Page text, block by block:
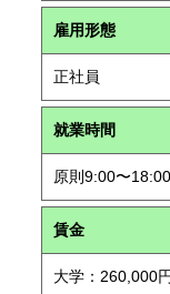
雇用形態
正社員
就業時間
原則9:00〜18:00
賃金
大学：